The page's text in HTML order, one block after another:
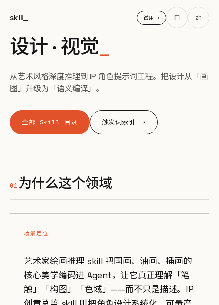
skill 试用→ zh
SKILL HUB · 领域专题 · 🎨 设计 · 视觉
设计 · 视觉
从艺术风格深度推理到 IP 角色提示词工程。把设计从「画
图」升级为「语义编译」。
全部 Skill 目录 触发词索引 →
01 为什么这个领域
场景定位
艺术家绘画推理 skill 把国画、油画、插画的
核心美学编码进 Agent，让它真正理解「笔
触」「构图」「色域」——而不只是描述。IP